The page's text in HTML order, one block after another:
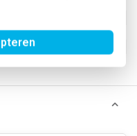
4011377899100
231097